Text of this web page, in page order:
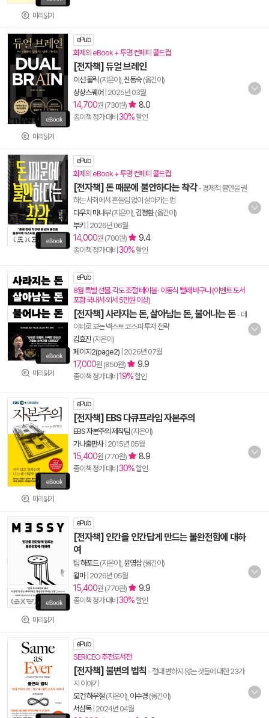
미리읽기
미리읽기
ePub
화제의 eBook + 투명 컨페티 콜드컵
[전자책] 듀얼 브레인
이선 몰릭 (지은이), 신동숙(옮긴이)
상상스퀘어 2025년 03월
14,700원 (730원) 8.0
종이책 정가 대비 30%할인
ePub
화제의 eBook + 투명 컨페티 콜드컵
[전자책] 돈 때문에 불안하다는 착각- 경제적 불안을 권
하는 사회에서 흔들림 없이 살아가는 법
다우치 마나부(지은이), 김정환(옮긴이)
부키
2026년 06월
14,000원 (700원) 9.4
종이책 정가 대비 30%할인
미리읽기
ePub
8월 특별 선물. 각도 조절 테이블 · 이동식 빨래 바구니 (이벤트 도서
포함 국내서·외서 5만원 이상)
[전자책] 사라지는 돈, 살아남는 돈, 불어나는 돈- 데
이터로 보는 넥스트 코스피 투자 전략
김효진 (지은이)
페이지2(page2) 2026년 07월
17,000원 (850원) 9.9
종이책 정가 대비 19%할인
미리읽기
ePub
[전자책] EBS 다큐프라임 자본주의
EBS 자본주의 제작팀 (지은이)
가나출판사| 2015년 05월
15,400원 (770원) 8.9
종이책 정가 대비 30%할인
미리읽기
ePub
[전자책] 인간을 인간답게 만드는 불완전함에 대하
여
팀 하포드(지은이), 윤영삼(옮긴이)
윌마| 2026년 05월
15,400원 (770원) 9.9
종이책 정가 대비 30%할인
ePub
SERICEO 추천도서전
[전자책] 불변의 법칙 - 절대 변하지 않는 것들에 대한 23가
지 이야기
모건 하우절 (지은이), 이수경 (옮긴이)
서삼독| 2024년 04월